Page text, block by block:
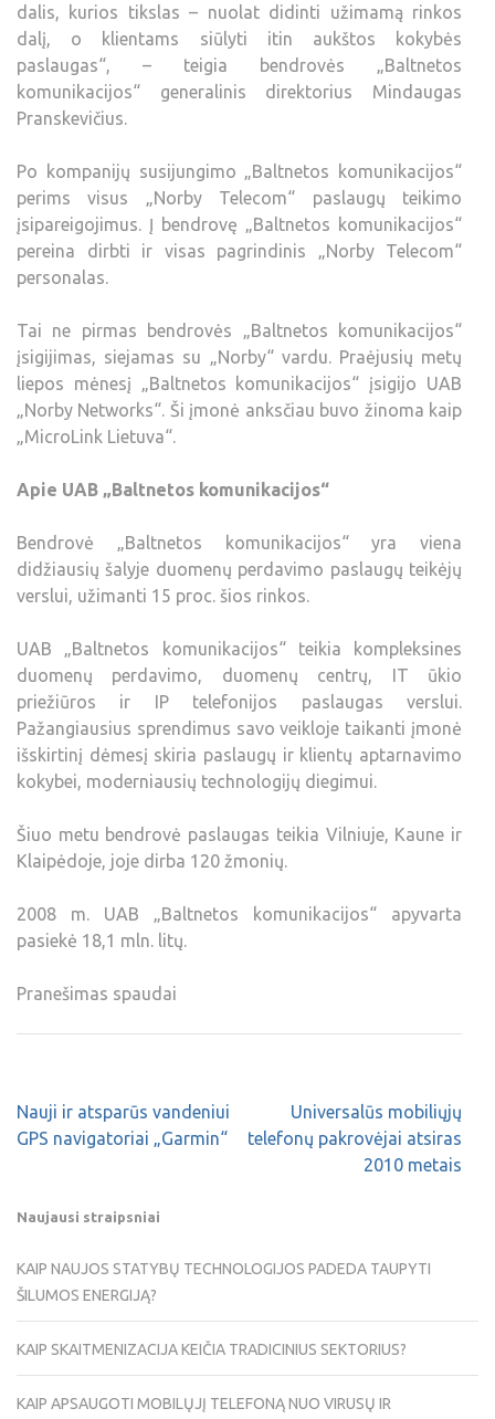
dalis, kurios tikslas – nuolat didinti užimamą rinkos
dalį, o klientams siūlyti itin aukštos kokybės
paslaugas“, – teigia bendrovės „Baltnetos
komunikacijos“ generalinis direktorius Mindaugas
Pranskevičius.
Po kompanijų susijungimo „Baltnetos komunikacijos“
perims visus „Norby Telecom“ paslaugų teikimo
įsipareigojimus. Į bendrovę „Baltnetos komunikacijos“
pereina dirbti ir visas pagrindinis „Norby Telecom“
personalas.
Tai ne pirmas bendrovės „Baltnetos komunikacijos“
įsigijimas, siejamas su „Norby“ vardu. Praėjusių metų
liepos mėnesį „Baltnetos komunikacijos“ įsigijo UAB
„Norby Networks“. Ši įmonė anksčiau buvo žinoma kaip
„MicroLink Lietuva“.
Apie UAB „Baltnetos komunikacijos“
Bendrovė „Baltnetos komunikacijos“ yra viena
didžiausių šalyje duomenų perdavimo paslaugų teikėjų
verslui, užimanti 15 proc. šios rinkos.
UAB „Baltnetos komunikacijos“ teikia kompleksines
duomenų perdavimo, duomenų centrų, IT ūkio
priežiūros ir IP telefonijos paslaugas verslui.
Pažangiausius sprendimus savo veikloje taikanti įmonė
išskirtinį dėmesį skiria paslaugų ir klientų aptarnavimo
kokybei, moderniausių technologijų diegimui.
Šiuo metu bendrovė paslaugas teikia Vilniuje, Kaune ir
Klaipėdoje, joje dirba 120 žmonių.
2008 m. UAB „Baltnetos komunikacijos“ apyvarta
pasiekė 18,1 mln. litų.
Pranešimas spaudai
Nauji ir atsparūs vandeniui
GPS navigatoriai „Garmin“
Universalūs mobiliųjų
telefonų pakrovėjai atsiras
2010 metais
Naujausi straipsniai
KAIP NAUJOS STATYBŲ TECHNOLOGIJOS PADEDA TAUPYTI
ŠILUMOS ENERGIJĄ?
KAIP SKAITMENIZACIJA KEIČIA TRADICINIUS SEKTORIUS?
KAIP APSAUGOTI MOBILŲJĮ TELEFONĄ NUO VIRUSŲ IR